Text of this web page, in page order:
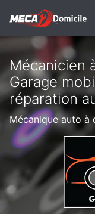
Mécanicien
Garage
réparation
Mécanique auto